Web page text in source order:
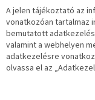
A jelen tájékoztató az
vonatkozóan tartalmaz
bemutatott
valamint a webhelyen
adatkezelésre
olvassa el az